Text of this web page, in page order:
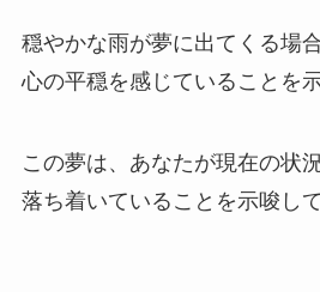
穏やかな雨が夢に出てくる場
心の平穏を感じていることを
この夢は、あなたが現在の状
落ち着いていることを示唆して